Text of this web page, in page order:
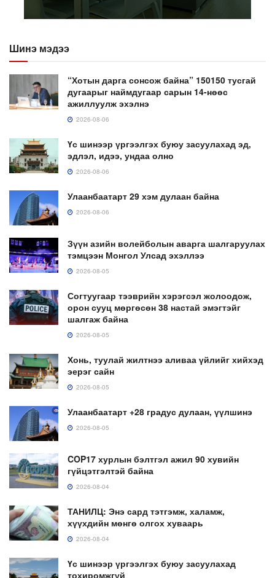
Шинэ мэдээ
“Хотын дарга сонсож байна” 150150 тусгай
дугаарыг наймдугаар сарын 14-нөөс
ажиллуулж эхэлнэ
2026-08-06
Үс шинээр үргээлгэх буюу засуулахад эд,
эдлэл, идээ, ундаа олно
2026-08-06
Улаанбаатарт 29 хэм дулаан байна
2026-08-06
Зүүн азийн волейболын аварга шалгаруулах
тэмцээн Монгол Улсад эхэллээ
2026-08-05
Согтуугаар тээврийн хэрэгсэл жолоодож,
орон сууц мөргөсөн 38 настай эмэгтэйг
шалгаж байна
2026-08-05
Хонь, туулай жилтнээ аливаа үйлийг хийхэд
эерэг сайн
2026-08-05
Улаанбаатарт +28 градус дулаан, үүлшинэ
2026-08-05
COP17 хурлын бэлтгэл ажил 90 хувийн
гүйцэтгэлтэй байна
2026-08-04
ТАНИЛЦ: Энэ сард тэтгэмж, халамж,
хүүхдийн мөнгө олгох хуваарь
2026-08-04
Үс шинээр үргээлгэх буюу засуулахад
тохиромжгүй